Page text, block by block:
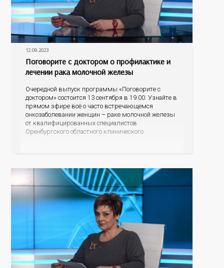
12.09.2023
Поговорите с доктором о профилактике и
лечении рака молочной железы
Очередной выпуск программы «Поговорите с
доктором» состоится 13 сентября в 19.00. Узнайте в
прямом эфире всё о часто встречающемся
онкозаболевании женщин – раке молочной железы
от квалифицированных специалистов
Оренбургского областного клинического
группе риска, по каким